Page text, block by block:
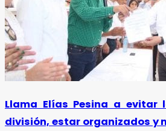
Llama Elías Pesina a
división, estar organizados y